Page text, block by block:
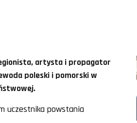
artysta i propagator
poleski i pomorski w
uczestnika powstania